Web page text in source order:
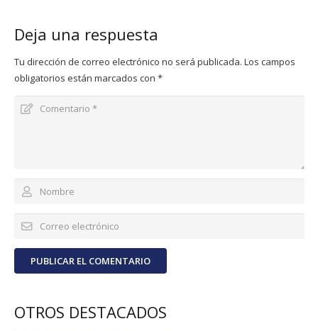
Deja una respuesta
Tu dirección de correo electrónico no será publicada. Los campos
obligatorios están marcados con *
PUBLICAR EL COMENTARIO
OTROS DESTACADOS